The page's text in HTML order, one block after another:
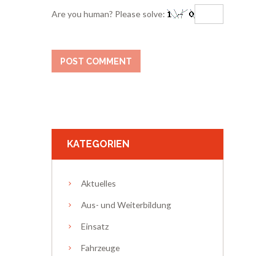
Are you human? Please solve:
KATEGORIEN
Aktuelles
Aus- und Weiterbildung
Einsatz
Fahrzeuge